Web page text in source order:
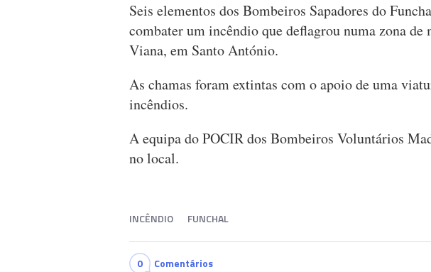
Seis elementos dos Bombeiros Sapadores do
combater um incêndio que deflagrou numa zona de
Viana, em Santo António.
As chamas foram extintas com o apoio de uma
incêndios.
A equipa do POCIR dos Bombeiros Voluntários
no local.
INCÊNDIO FUNCHAL
0 Comentários